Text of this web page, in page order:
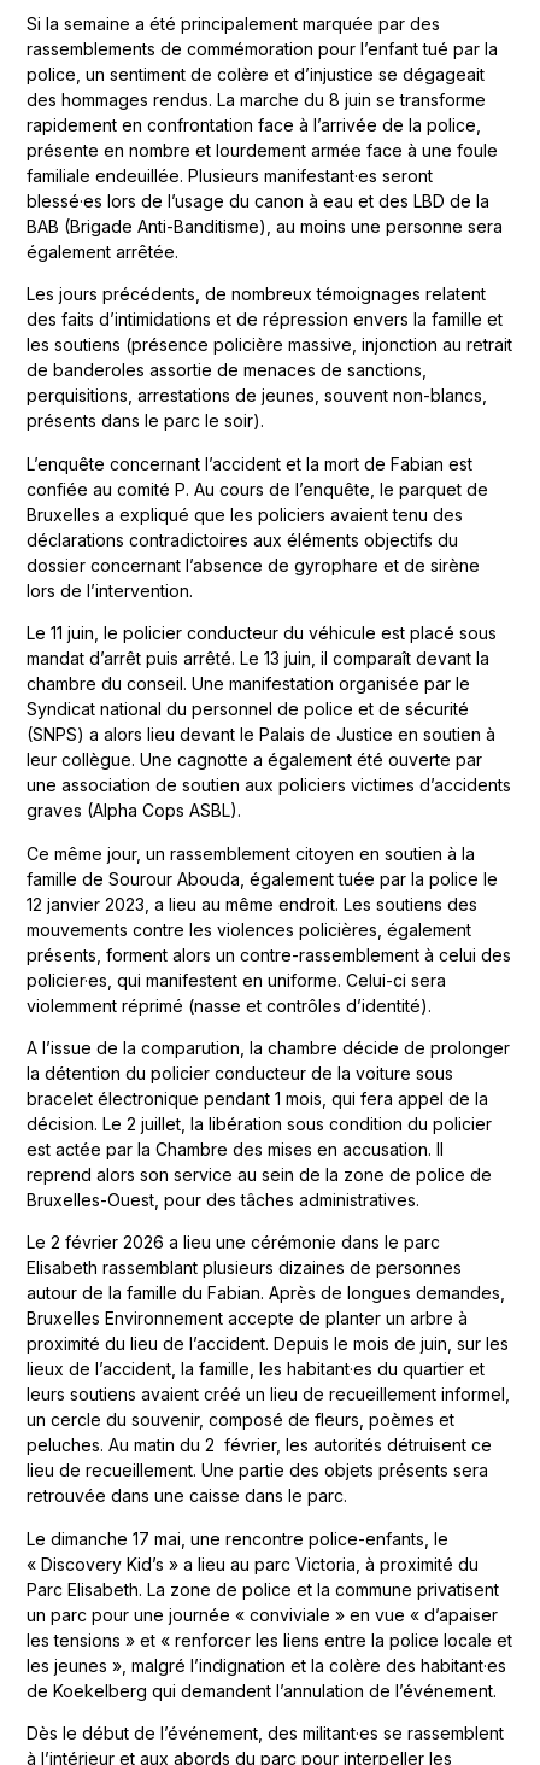
Si la semaine a été principalement marquée par des
rassemblements de commémoration pour l’enfant tué par la
police, un sentiment de colère et d’injustice se dégageait
des hommages rendus. La marche du 8 juin se transforme
rapidement en confrontation face à l’arrivée de la police,
présente en nombre et lourdement armée face à une foule
familiale endeuillée. Plusieurs manifestant·es seront
blessé·es lors de l’usage du canon à eau et des LBD de la
BAB (Brigade Anti-Banditisme), au moins une personne sera
également arrêtée.
Les jours précédents, de nombreux témoignages relatent
des faits d’intimidations et de répression envers la famille et
les soutiens (présence policière massive, injonction au retrait
de banderoles assortie de menaces de sanctions,
perquisitions, arrestations de jeunes, souvent non-blancs,
présents dans le parc le soir).
L’enquête concernant l’accident et la mort de Fabian est
confiée au comité P. Au cours de l’enquête, le parquet de
Bruxelles a expliqué que les policiers avaient tenu des
déclarations contradictoires aux éléments objectifs du
dossier concernant l’absence de gyrophare et de sirène
lors de l’intervention.
Le 11 juin, le policier conducteur du véhicule est placé sous
mandat d’arrêt puis arrêté. Le 13 juin, il comparaît devant la
chambre du conseil. Une manifestation organisée par le
Syndicat national du personnel de police et de sécurité
(SNPS) a alors lieu devant le Palais de Justice en soutien à
leur collègue. Une cagnotte a également été ouverte par
une association de soutien aux policiers victimes d’accidents
graves (Alpha Cops ASBL).
Ce même jour, un rassemblement citoyen en soutien à la
famille de Sourour Abouda, également tuée par la police le
12 janvier 2023, a lieu au même endroit. Les soutiens des
mouvements contre les violences policières, également
présents, forment alors un contre-rassemblement à celui des
policier·es, qui manifestent en uniforme. Celui-ci sera
violemment réprimé (nasse et contrôles d’identité).
A l’issue de la comparution, la chambre décide de prolonger
la détention du policier conducteur de la voiture sous
bracelet électronique pendant 1 mois, qui fera appel de la
décision. Le 2 juillet, la libération sous condition du policier
est actée par la Chambre des mises en accusation. Il
reprend alors son service au sein de la zone de police de
Bruxelles-Ouest, pour des tâches administratives.
Le 2 février 2026 a lieu une cérémonie dans le parc
Elisabeth rassemblant plusieurs dizaines de personnes
autour de la famille du Fabian. Après de longues demandes,
Bruxelles Environnement accepte de planter un arbre à
proximité du lieu de l’accident. Depuis le mois de juin, sur les
lieux de l’accident, la famille, les habitant·es du quartier et
leurs soutiens avaient créé un lieu de recueillement informel,
un cercle du souvenir, composé de fleurs, poèmes et
peluches. Au matin du 2 février, les autorités détruisent ce
lieu de recueillement. Une partie des objets présents sera
retrouvée dans une caisse dans le parc.
Le dimanche 17 mai, une rencontre police-enfants, le
« Discovery Kid’s » a lieu au parc Victoria, à proximité du
Parc Elisabeth. La zone de police et la commune privatisent
un parc pour une journée « conviviale » en vue « d’apaiser
les tensions » et « renforcer les liens entre la police locale et
les jeunes », malgré l’indignation et la colère des habitant·es
de Koekelberg qui demandent l’annulation de l’événement.
Dès le début de l’événement, des militant·es se rassemblent
à l’intérieur et aux abords du parc pour interpeller les